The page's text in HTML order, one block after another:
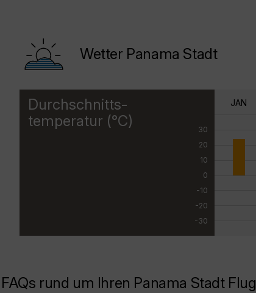
Wetter Panama Stadt
Durchschnitts-
temperatur (°C)
30
20
10
0
-10
-20
-30
JAN
FAQs rund um Ihren Panama Stadt Flug